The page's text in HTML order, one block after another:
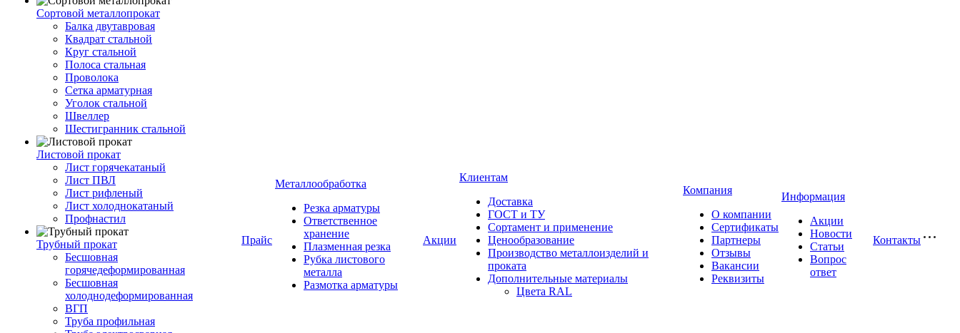
Сортовой металлопрокат
Балка двутавровая
Квадрат стальной
Круг стальной
Полоса стальная
Проволока
Сетка арматурная
Уголок стальной
Швеллер
Шестигранник стальной
Листовой прокат
Лист горячекатаный
Лист ПВЛ
Лист рифленый
Лист холоднокатаный
Профнастил
Трубный прокат
Бесшовная
горячедеформированная
Бесшовная
холоднодеформированная
ВГП
Труба профильная
Прайс
Металлообработка
Резка арматуры
Ответственное
хранение
Плазменная резка
Рубка листового
металла
Размотка арматуры
Акции
Клиентам
Доставка
ГОСТ и ТУ
Сортамент и применение
Ценообразование
Производство металлоизделий и
проката
Дополнительные материалы
Цвета RAL
Компания
О компании
Сертификаты
Партнеры
Отзывы
Вакансии
Реквизиты
Информация
Акции
Новости
Статьи
Вопрос
ответ
Контакты